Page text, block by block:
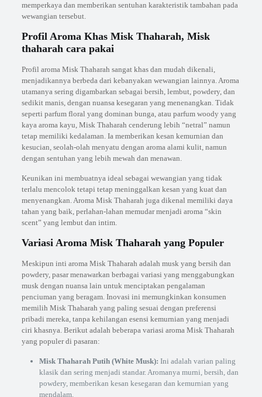
memperkaya dan memberikan sentuhan karakteristik tambahan pada
wewangian tersebut.
Profil Aroma Khas Misk Thaharah, Misk
thaharah cara pakai
Profil aroma Misk Thaharah sangat khas dan mudah dikenali,
menjadikannya berbeda dari kebanyakan wewangian lainnya. Aroma
utamanya sering digambarkan sebagai bersih, lembut, powdery, dan
sedikit manis, dengan nuansa kesegaran yang menenangkan. Tidak
seperti parfum floral yang dominan bunga, atau parfum woody yang
kaya aroma kayu, Misk Thaharah cenderung lebih “netral” namun
tetap memiliki kedalaman. Ia memberikan kesan kemurnian dan
kesucian, seolah-olah menyatu dengan aroma alami kulit, namun
dengan sentuhan yang lebih mewah dan menawan.
Keunikan ini membuatnya ideal sebagai wewangian yang tidak
terlalu mencolok tetapi tetap meninggalkan kesan yang kuat dan
menyenangkan. Aroma Misk Thaharah juga dikenal memiliki daya
tahan yang baik, perlahan-lahan memudar menjadi aroma “skin
scent” yang lembut dan intim.
Variasi Aroma Misk Thaharah yang Populer
Meskipun inti aroma Misk Thaharah adalah musk yang bersih dan
powdery, pasar menawarkan berbagai variasi yang menggabungkan
musk dengan nuansa lain untuk menciptakan pengalaman
penciuman yang beragam. Inovasi ini memungkinkan konsumen
memilih Misk Thaharah yang paling sesuai dengan preferensi
pribadi mereka, tanpa kehilangan esensi kemurnian yang menjadi
ciri khasnya. Berikut adalah beberapa variasi aroma Misk Thaharah
yang populer di pasaran:
Misk Thaharah Putih (White Musk): Ini adalah varian paling
klasik dan sering menjadi standar. Aromanya murni, bersih, dan
powdery, memberikan kesan kesegaran dan kemurnian yang
mendalam.